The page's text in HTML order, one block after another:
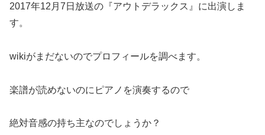
2017年12月7日放送の『アウトデラックス』に出演しま
す。
wikiがまだないのでプロフィールを調べます。
楽譜が読めないのにピアノを演奏するので
絶対音感の持ち主なのでしょうか？